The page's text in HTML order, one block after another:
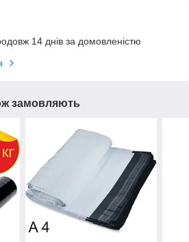
14 днів за домовленістю
замовляють